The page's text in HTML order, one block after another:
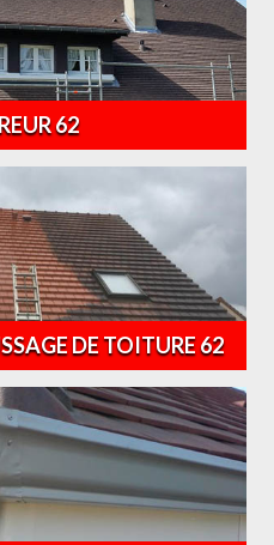
62
DE TOITURE 62